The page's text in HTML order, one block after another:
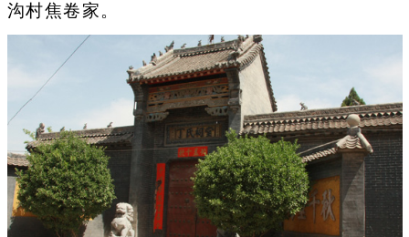
沟村焦卷家。